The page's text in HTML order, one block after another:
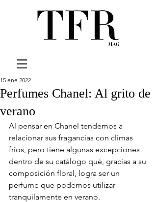
Perfumes Chanel: Al grito de
verano
15 ene 2022
Al pensar en Chanel tendemos a
relacionar sus fragancias con climas
fríos, pero tiene algunas excepciones
dentro de su catálogo qué, gracias a su
composición floral, logra ser un
perfume que podemos utilizar
tranquilamente en verano.